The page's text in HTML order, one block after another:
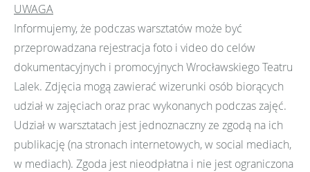
UWAGA
Informujemy, że podczas warsztatów może być
przeprowadzana rejestracja foto i video do celów
dokumentacyjnych i promocyjnych Wrocławskiego Teatru
Lalek. Zdjęcia mogą zawierać wizerunki osób biorących
udział w zajęciach oraz prac wykonanych podczas zajęć.
Udział w warsztatach jest jednoznaczny ze zgodą na ich
publikację (na stronach internetowych, w social mediach,
w mediach). Zgoda jest nieodpłatna i nie jest ograniczona